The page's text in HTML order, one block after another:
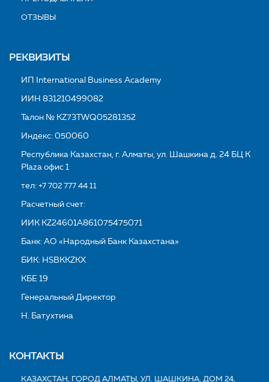
ОТЗЫВЫ
РЕКВИЗИТЫ
ИП International Business Academy
ИИН 831210499082
Талон № KZ73TWQ05281352
Индекс: 050060
Республика Казахстан, г. Алматы, ул. Шашкина д. 24 БЦ K
Plaza офис 1
тел:+7 702 777 44 11
Расчетный счет:
ИИК KZ24601A861075475071
Банк: АО «Народный Банк Казахстана»
БИК: HSBKKZKX
КБЕ 19
Генеральный Директор
Н. Батухтина
КОНТАКТЫ
КАЗАХСТАН, ГОРОД АЛМАТЫ, УЛ. ШАШКИНА, ДОМ 24,